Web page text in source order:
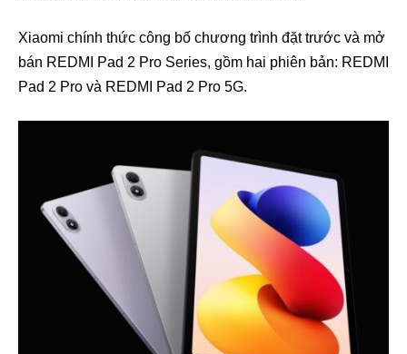
Xiaomi chính thức công bố chương trình đặt trước và mở
bán REDMI Pad 2 Pro Series, gồm hai phiên bản: REDMI
Pad 2 Pro và REDMI Pad 2 Pro 5G.